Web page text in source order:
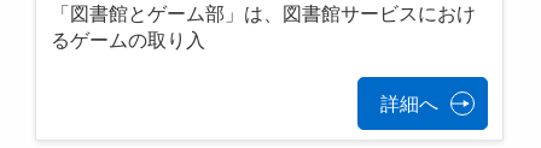
「図書館とゲーム部」は、図書館サービスにおけ
るゲームの取り入
詳細へ